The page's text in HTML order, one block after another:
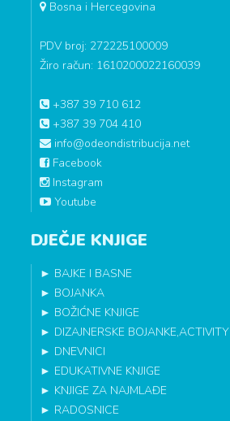
Bosna i Hercegovina
PDV broj: 272225100009
Žiro račun: 1610200022160039
+387 39 710 612
+387 39 704 410
info@odeondistribucija.net
Facebook
Instagram
Youtube
DJEČJE KNJIGE
► BAJKE I BASNE
► BOJANKA
► BOŽIĆNE KNJIGE
► DIZAJNERSKE BOJANKE,ACTIVITY
► DNEVNICI
► EDUKATIVNE KNJIGE
► KNJIGE ZA NAJMLAĐE
► RADOSNICE